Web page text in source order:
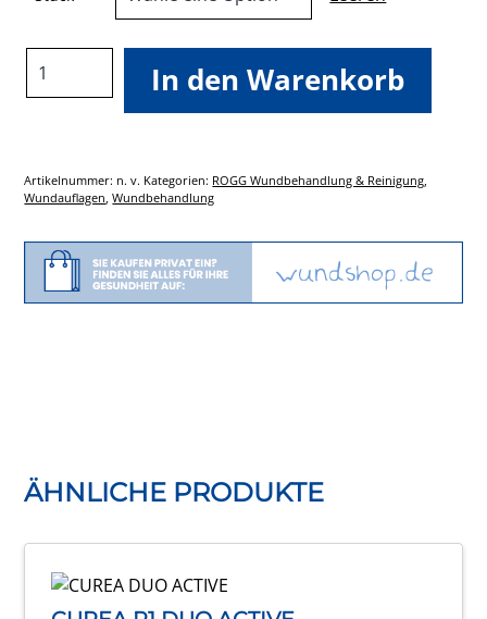
Wundkompresse
Menge
In den Warenkorb
Artikelnummer: n. v. Kategorien: ROGG Wundbehandlung & Reinigung
Wundauflagen ,Wundbehandlung
ÄHNLICHE PRODUKTE
Dieses
Produkt